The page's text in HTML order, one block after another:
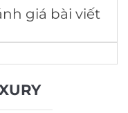
giá bài viết